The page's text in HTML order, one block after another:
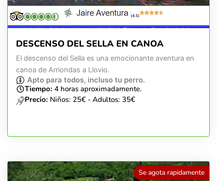
(4.5)
DESCENSO DEL SELLA EN CANOA
El descenso del Sella es una emocionante aventura en
canoa de Arriondas a Llovio.
Apto para todos, incluso tu perro.
Tiempo: 4 horas aproximadamente.
Precio: Niños: 25€ - Adultos: 35€
Se agota rapidamente